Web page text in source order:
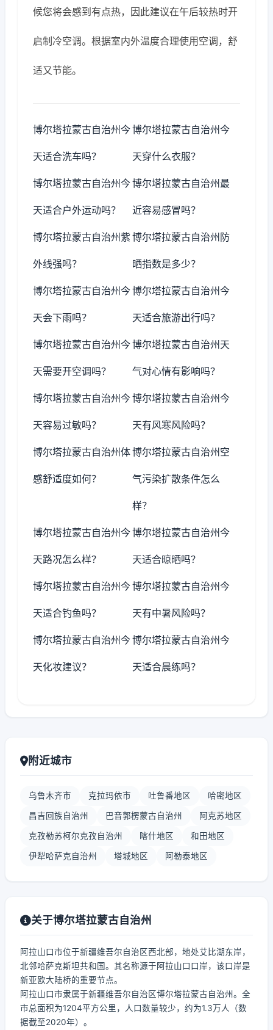
候您将会感到有点热，因此建议在午后较热时开
启制冷空调。根据室内外温度合理使用空调，舒
适又节能。
博尔塔拉蒙古自治州今
天适合洗车吗？
博尔塔拉蒙古自治州今
天穿什么衣服？
博尔塔拉蒙古自治州今
天适合户外运动吗？
博尔塔拉蒙古自治州最
近容易感冒吗？
博尔塔拉蒙古自治州紫
外线强吗？
博尔塔拉蒙古自治州防
晒指数是多少？
博尔塔拉蒙古自治州今
天会下雨吗？
博尔塔拉蒙古自治州今
天适合旅游出行吗？
博尔塔拉蒙古自治州今
天需要开空调吗？
博尔塔拉蒙古自治州天
气对心情有影响吗？
博尔塔拉蒙古自治州今
天容易过敏吗？
博尔塔拉蒙古自治州今
天有风寒风险吗？
博尔塔拉蒙古自治州体
感舒适度如何？
博尔塔拉蒙古自治州空
气污染扩散条件怎么
样？
博尔塔拉蒙古自治州今
天路况怎么样？
博尔塔拉蒙古自治州今
天适合晾晒吗？
博尔塔拉蒙古自治州今
天适合钓鱼吗？
博尔塔拉蒙古自治州今
天有中暑风险吗？
博尔塔拉蒙古自治州今
天化妆建议？
博尔塔拉蒙古自治州今
天适合晨练吗？
附近城市
乌鲁木齐市 克拉玛依市 吐鲁番地区 哈密地区
昌吉回族自治州 巴音郭楞蒙古自治州 阿克苏地区
克孜勒苏柯尔克孜自治州 喀什地区 和田地区
伊犁哈萨克自治州 塔城地区 阿勒泰地区
关于博尔塔拉蒙古自治州
阿拉山口市位于新疆维吾尔自治区西北部，地处艾比湖东岸，
北邻哈萨克斯坦共和国。其名称源于阿拉山口口岸，该口岸是
新亚欧大陆桥的重要节点。
阿拉山口市隶属于新疆维吾尔自治区博尔塔拉蒙古自治州。全
市总面积为1204平方公里，人口数量较少，约为1.3万人（数
据截至2020年）。